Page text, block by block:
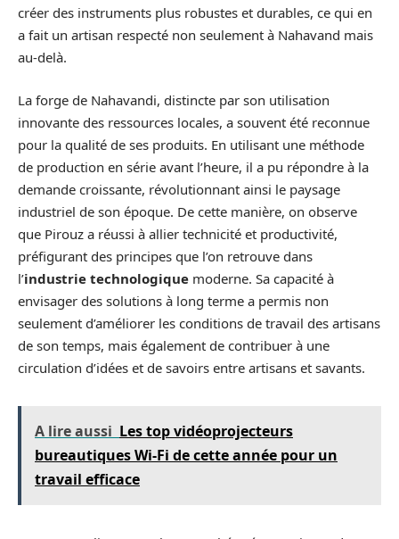
créer des instruments plus robustes et durables, ce qui en
a fait un artisan respecté non seulement à Nahavand mais
au-delà.
La forge de Nahavandi, distincte par son utilisation
innovante des ressources locales, a souvent été reconnue
pour la qualité de ses produits. En utilisant une méthode
de production en série avant l’heure, il a pu répondre à la
demande croissante, révolutionnant ainsi le paysage
industriel de son époque. De cette manière, on observe
que Pirouz a réussi à allier technicité et productivité,
préfigurant des principes que l’on retrouve dans
l’industrie technologique moderne. Sa capacité à
envisager des solutions à long terme a permis non
seulement d’améliorer les conditions de travail des artisans
de son temps, mais également de contribuer à une
circulation d’idées et de savoirs entre artisans et savants.
A lire aussi Les top vidéoprojecteurs
bureautiques Wi-Fi de cette année pour un
travail efficace